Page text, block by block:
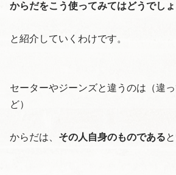
からだをこう使ってみてはどうでしょ
と紹介していくわけです。
セーターやジーンズと違うのは（違
ど）
からだは、 その人自身のものである